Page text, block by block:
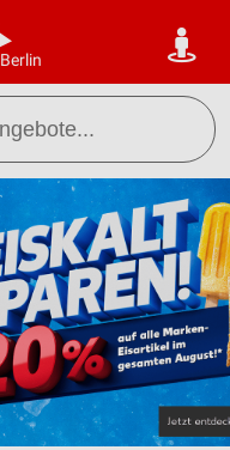
Berlin